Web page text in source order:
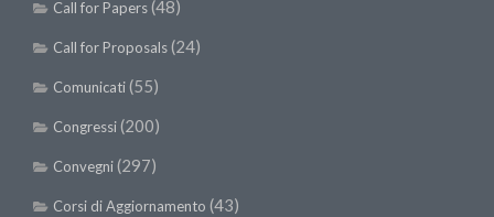
Call for Papers(48)
Call for Proposals(24)
Comunicati(55)
Congressi(200)
Convegni(297)
Corsi di Aggiornamento (43)